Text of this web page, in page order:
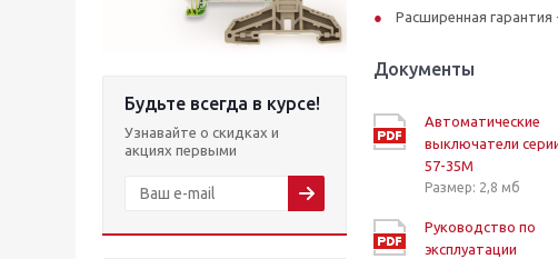
Будьте всегда в курсе!
Узнавайте о скидках и
акциях первыми
Расширенная
Документы
Автоматические
выключатели
57-35М
Размер: 2,8 мб
Руководство по
эксплуатации